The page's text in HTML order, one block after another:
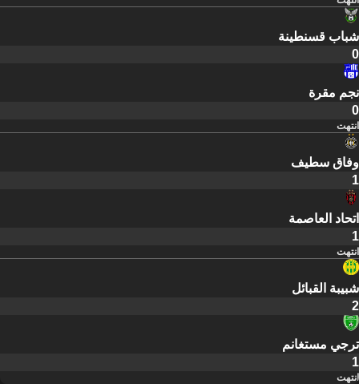
شباب قسنطينة
0
نجم مقرة
0
انتهت
وفاق سطيف
1
اتحاد العاصمة
1
انتهت
شبيبة القبائل
2
ترجي مستغانم
1
انتهت